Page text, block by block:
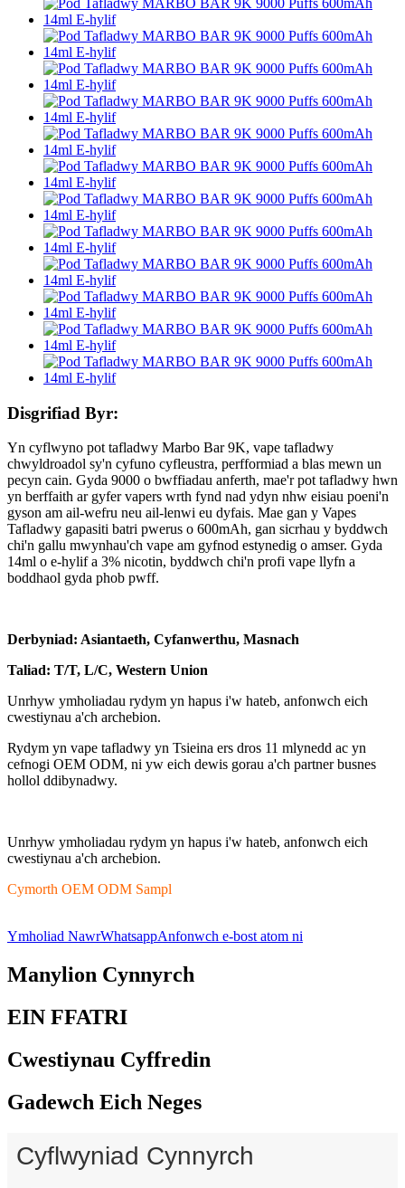
Disgrifiad Byr:
Yn cyflwyno pot tafladwy Marbo Bar 9K, vape tafladwy
chwyldroadol sy'n cyfuno cyfleustra, perfformiad a blas mewn un
pecyn cain. Gyda 9000 o bwffiadau anferth, mae'r pot tafladwy hwn
yn berffaith ar gyfer vapers wrth fynd nad ydyn nhw eisiau poeni'n
gyson am ail-wefru neu ail-lenwi eu dyfais. Mae gan y Vapes
Tafladwy gapasiti batri pwerus o 600mAh, gan sicrhau y byddwch
chi'n gallu mwynhau'ch vape am gyfnod estynedig o amser. Gyda
14ml o e-hylif a 3% nicotin, byddwch chi'n profi vape llyfn a
boddhaol gyda phob pwff.
Derbyniad: Asiantaeth, Cyfanwerthu, Masnach
Taliad: T/T, L/C, Western Union
Unrhyw ymholiadau rydym yn hapus i'w hateb, anfonwch eich
cwestiynau a'ch archebion.
Rydym yn vape tafladwy yn Tsieina ers dros 11 mlynedd ac yn
cefnogi OEM ODM, ni yw eich dewis gorau a'ch partner busnes
hollol ddibynadwy.
Unrhyw ymholiadau rydym yn hapus i'w hateb, anfonwch eich
cwestiynau a'ch archebion.
Cymorth OEM ODM Sampl
Ymholiad NawrWhatsappAnfonwch e-bost atom ni
Manylion Cynnyrch
EIN FFATRI
Cwestiynau Cyffredin
Gadewch Eich Neges
Cyflwyniad Cynnyrch